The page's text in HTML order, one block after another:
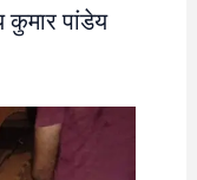
कुमार पांडेय